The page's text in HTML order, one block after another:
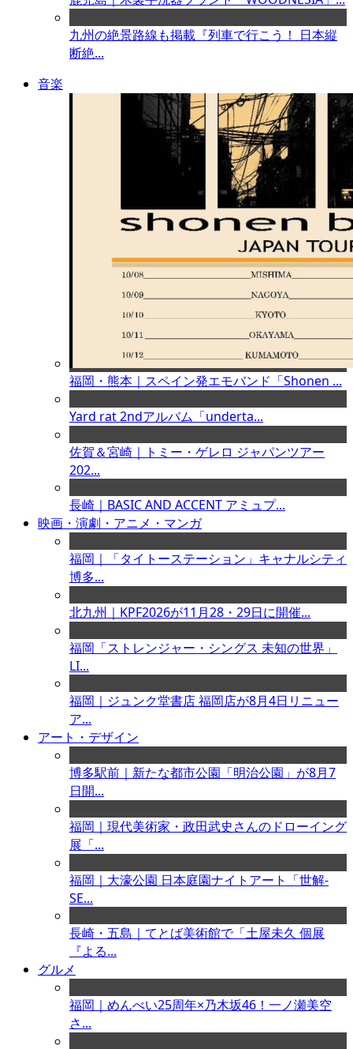
九州の絶景路線も掲載『列車で行こう！ 日本縦
断絶...
音楽
福岡・熊本｜スペイン発エモバンド「Shonen ...
Yard rat 2ndアルバム「underta...
佐賀＆宮崎｜トミー・ゲレロ ジャパンツアー
202...
長崎｜BASIC AND ACCENT アミュプ...
映画・演劇・アニメ・マンガ
福岡｜「タイトーステーション」キャナルシティ
博多...
北九州｜KPF2026が11月28・29日に開催...
福岡「ストレンジャー・シングス 未知の世界」
LI...
福岡｜ジュンク堂書店 福岡店が8月4日リニュー
ア...
アート・デザイン
博多駅前｜新たな都市公園「明治公園」が8月7
日開...
福岡｜現代美術家・政田武史さんのドローイング
展「...
福岡｜大濠公園 日本庭園ナイトアート「世解-
SE...
長崎・五島｜てとば美術館で「土屋未久 個展
『よる...
グルメ
福岡｜めんべい25周年×乃木坂46！一ノ瀬美空
さ...